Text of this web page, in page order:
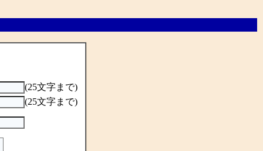
(25文字まで)
(25文字まで)